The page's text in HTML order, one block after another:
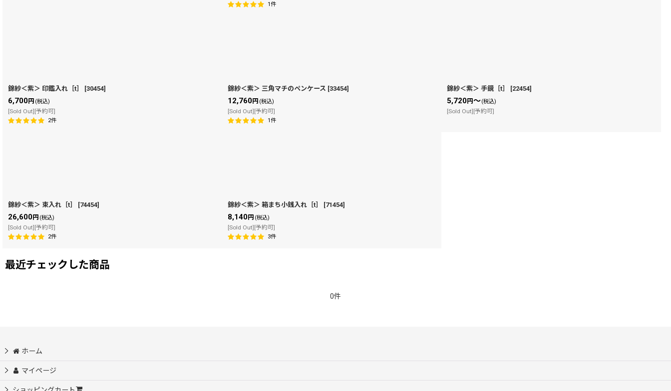
1件
錦紗＜紫＞ 印鑑入れ［t］ [30454]
6,700円 (税込)
[Sold Out][予約可]
2件
錦紗＜紫＞ 三角マチのペンケース [33454]
12,760円 (税込)
[Sold Out][予約可]
1件
錦紗＜紫＞ 手鏡［t］ [22454]
5,720円～(税込)
[Sold Out][予約可]
錦紗＜紫＞ 束入れ［t］ [74454]
26,600円 (税込)
[Sold Out][予約可]
2件
錦紗＜紫＞ 箱まち小銭入れ［t］ [71454]
8,140円 (税込)
[Sold Out][予約可]
3件
最近チェックした商品
0件
ホーム
マイページ